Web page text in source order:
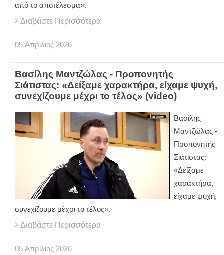
από το αποτέλεσμα».
Διαβάστε Περισσότερα
05 Απρίλιος 2026
Βασίλης Μαντζώλας - Προπονητής
Σιάτιστας: «Δείξαμε χαρακτήρα, είχαμε ψυχή,
συνεχίζουμε μέχρι το τέλος» (video)
Βασίλης
Μαντζώλας -
Προπονητής
Σιάτιστας:
«Δείξαμε
χαρακτήρα,
είχαμε ψυχή,
συνεχίζουμε μέχρι το τέλος».
Διαβάστε Περισσότερα
05 Απρίλιος 2026